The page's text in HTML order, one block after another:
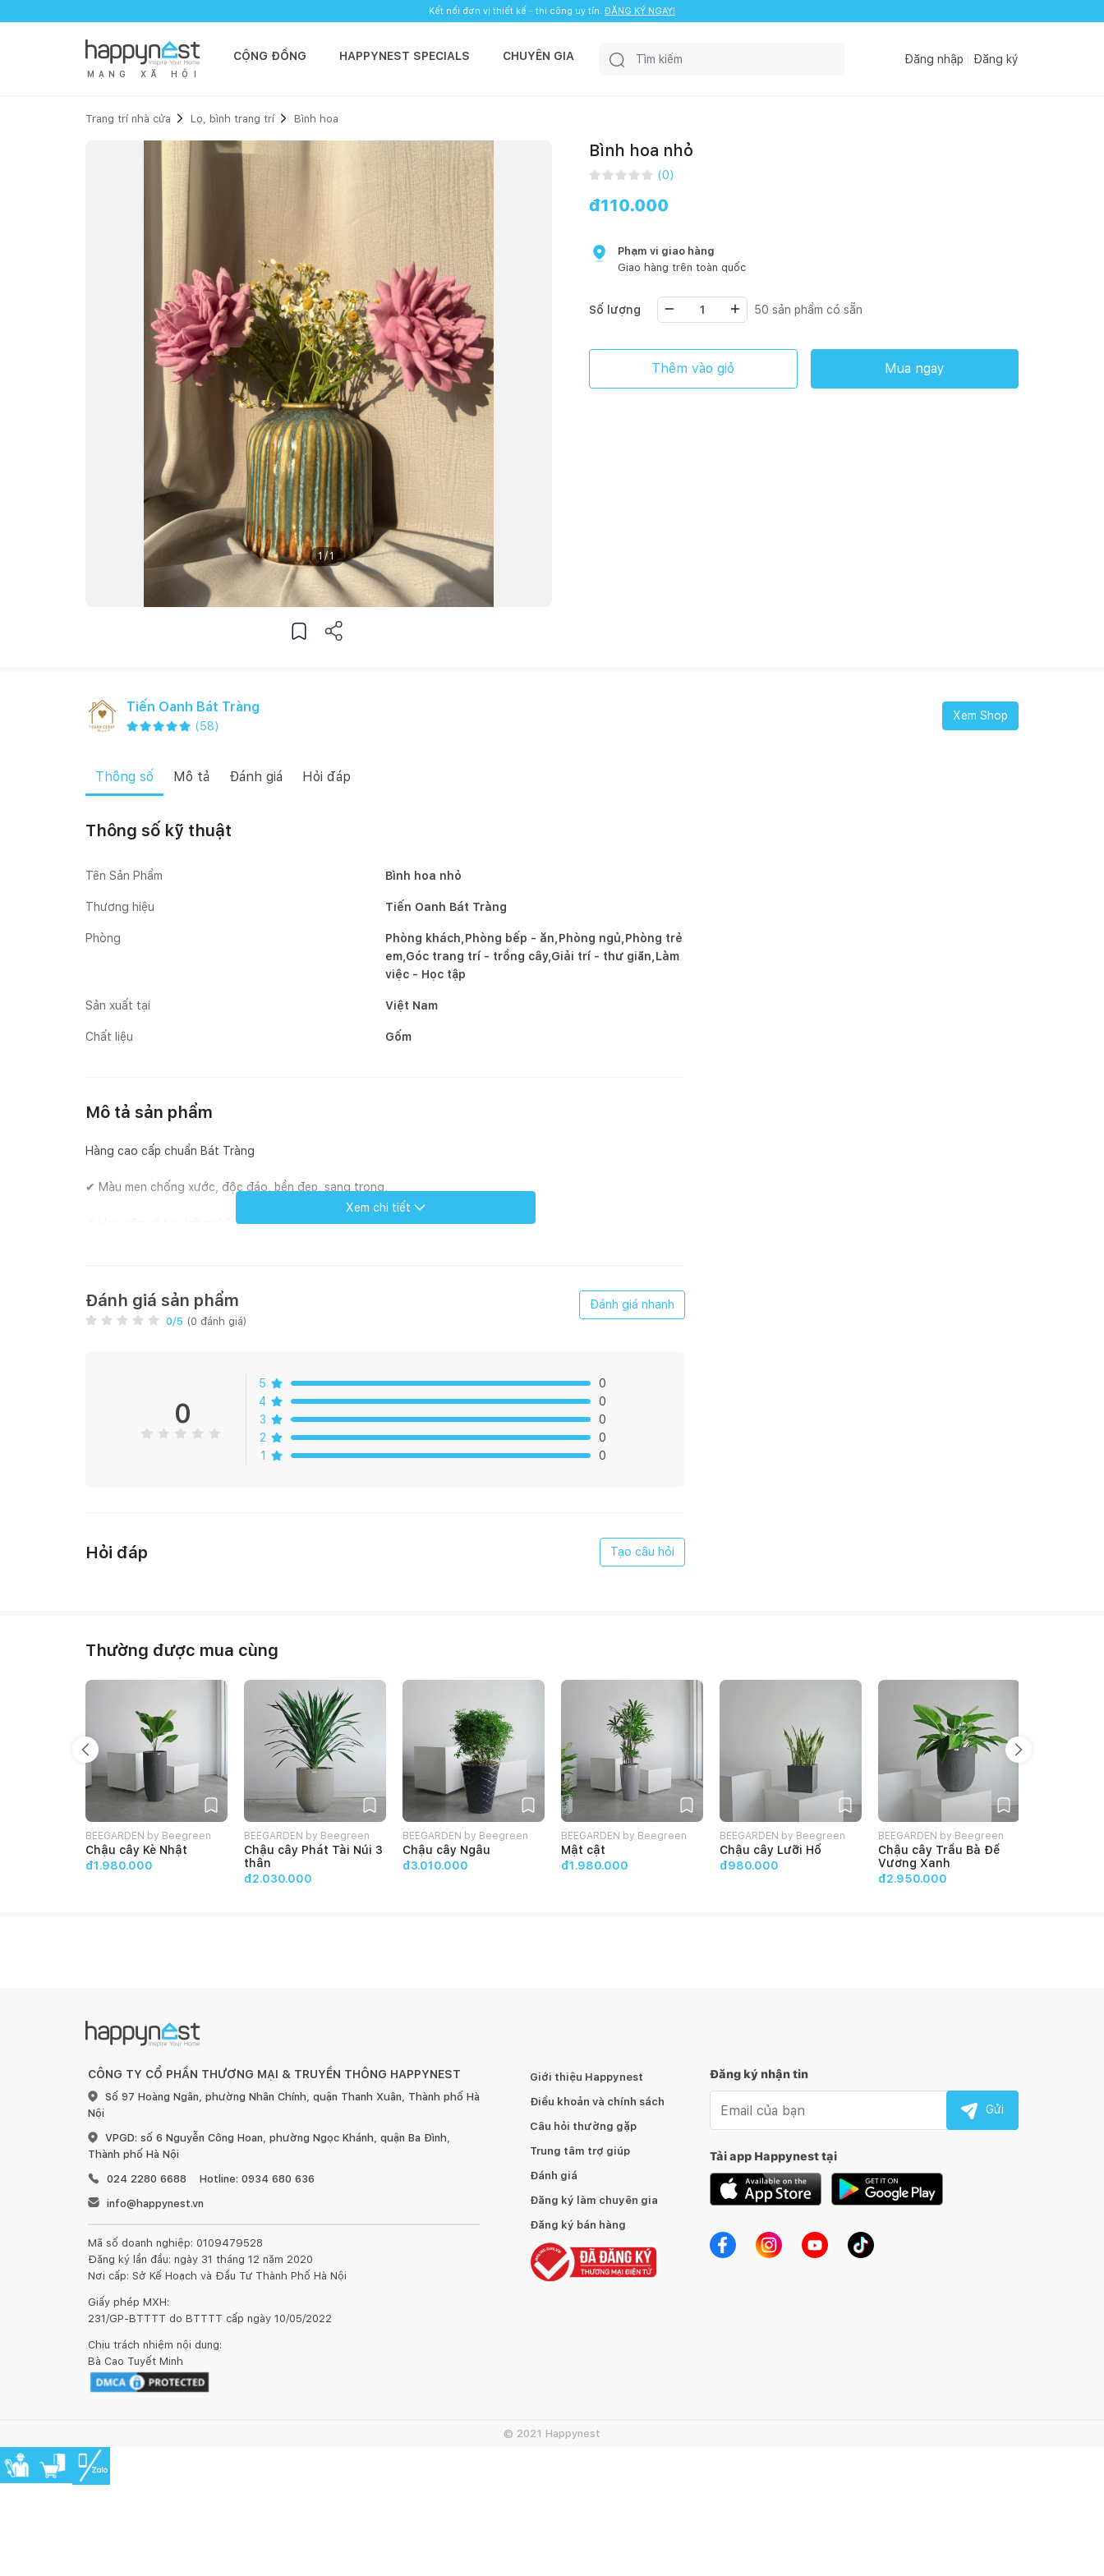
Kết nối đơn vị thiết kế - thi công uy tín. ĐĂNG KÝ NGAY!
M Ạ N G X Ã H Ộ I
CỘNG ĐỒNG HAPPYNEST SPECIALS CHUYÊN GIA Đăng nhập Đăng ký
Trang trí nhà cửa Lọ, bình trang trí Bình hoa
1/1
Bình hoa nhỏ
(0)
đ110.000
Phạm vi giao hàng
Giao hàng trên toàn quốc
Số lượng 50 sản phẩm có sẵn
Thêm vào giỏ Mua ngay
Tiến Oanh Bát Tràng
(58)
Xem Shop
Thông số Mô tả Đánh giá Hỏi đáp
Thông số kỹ thuật
Tên Sản Phẩm Bình hoa nhỏ
Thương hiệu Tiến Oanh Bát Tràng
Phòng
Phòng khách,Phòng bếp - ăn,Phòng ngủ,Phòng trẻ
em,Góc trang trí - trồng cây,Giải trí - thư giãn,Làm
việc - Học tập
Sản xuất tại Việt Nam
Chất liệu Gốm
Mô tả sản phẩm
Hàng cao cấp chuẩn Bát Tràng
✔ Màu men chống xước, độc đáo, bền đẹp, sang trọng,
✔ Hoa văn vẽ tay bởi nghệ nhân lành nghề: sắc nét đa dạng.
✔ Chịu được nhiệt độ cao, sử dụng được trong lò vi sóng, máy rửa bát.
nên sản phẩm sẽ có thể có lỗi nhỏ, hoa văn khác nhau, nhưng không ảnh hưởng đến chất lượng sản phẩm)
Xem chi tiết
Đánh giá sản phẩm
0/5 (0 đánh giá)
Đánh giá nhanh
0
5
0
4
0
3
0
2
0
1
0
Hỏi đáp Tạo câu hỏi
Thường được mua cùng
BEEGARDEN by Beegreen
Chậu cây Kè Nhật
đ1.980.000
BEEGARDEN by Beegreen
Chậu cây Phát Tài Núi 3
thân
đ2.030.000
BEEGARDEN by Beegreen
Chậu cây Ngâu
đ3.010.000
BEEGARDEN by Beegreen
Mật cật
đ1.980.000
BEEGARDEN by Beegreen
Chậu cây Lưỡi Hổ
đ980.000
BEEGARDEN by Beegreen
Chậu cây Trầu Bà Đế
Vương Xanh
đ2.950.000
CÔNG TY CỔ PHẦN THƯƠNG MẠI & TRUYỀN THÔNG HAPPYNEST
Số 97 Hoàng Ngân, phường Nhân Chính, quận Thanh Xuân, Thành phố Hà
Nội
VPGD: số 6 Nguyễn Công Hoan, phường Ngọc Khánh, quận Ba Đình,
Thành phố Hà Nội
024 2280 6688
Hotline: 0934 680 636
info@happynest.vn
Mã số doanh nghiệp: 0109479528
Đăng ký lần đầu: ngày 31 tháng 12 năm 2020
Nơi cấp: Sở Kế Hoạch và Đầu Tư Thành Phố Hà Nội
Giấy phép MXH:
231/GP-BTTTT do BTTTT cấp ngày 10/05/2022
Chịu trách nhiệm nội dung:
Bà Cao Tuyết Minh
Giới thiệu Happynest
Điều khoản và chính sách
Câu hỏi thường gặp
Trung tâm trợ giúp
Đánh giá
Đăng ký làm chuyên gia
Đăng ký bán hàng
Đăng ký nhận tin
Gửi
Tải app Happynest tại
© 2021 Happynest